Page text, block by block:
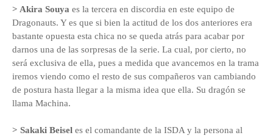
> Akira Souya es la tercera en discordia en este equipo de
Dragonauts. Y es que si bien la actitud de los dos anteriores era
bastante opuesta esta chica no se queda atrás para acabar por
darnos una de las sorpresas de la serie. La cual, por cierto, no
será exclusiva de ella, pues a medida que avancemos en la trama
iremos viendo como el resto de sus compañeros van cambiando
de postura hasta llegar a la misma idea que ella. Su dragón se
llama Machina.
> Sakaki Beisel es el comandante de la ISDA y la persona al